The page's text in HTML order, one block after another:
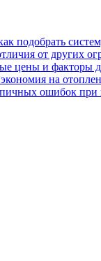
подобрать
от других
цены и факторы
на
ошибок при